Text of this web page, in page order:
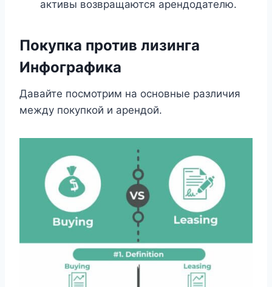
активы возвращаются арендодателю.
Покупка против лизинга
Инфографика
Давайте посмотрим на основные различия
между покупкой и арендой.